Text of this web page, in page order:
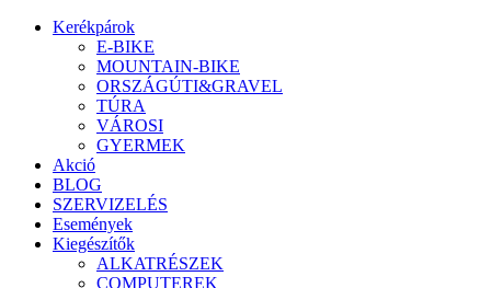
Kerékpárok
E-BIKE
MOUNTAIN-BIKE
ORSZÁGÚTI&GRAVEL
TÚRA
VÁROSI
GYERMEK
Akció
BLOG
SZERVIZELÉS
Események
Kiegészítők
ALKATRÉSZEK
COMPUTEREK